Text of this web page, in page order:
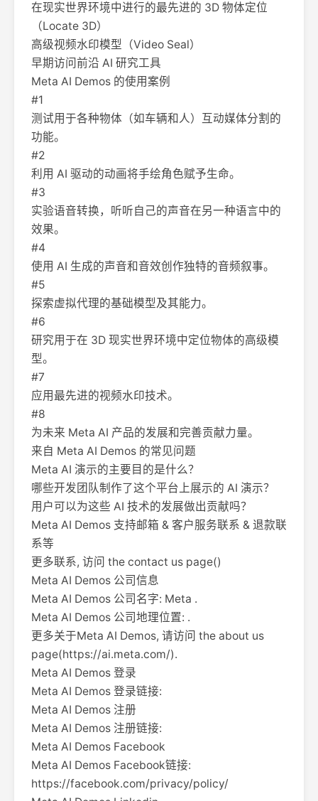
在现实世界环境中进行的最先进的 3D 物体定位
（Locate 3D）
高级视频水印模型（Video Seal）
早期访问前沿 AI 研究工具
Meta AI Demos 的使用案例
#1
测试用于各种物体（如车辆和人）互动媒体分割的
功能。
#2
利用 AI 驱动的动画将手绘角色赋予生命。
#3
实验语音转换，听听自己的声音在另一种语言中的
效果。
#4
使用 AI 生成的声音和音效创作独特的音频叙事。
#5
探索虚拟代理的基础模型及其能力。
#6
研究用于在 3D 现实世界环境中定位物体的高级模
型。
#7
应用最先进的视频水印技术。
#8
为未来 Meta AI 产品的发展和完善贡献力量。
来自 Meta AI Demos 的常见问题
Meta AI 演示的主要目的是什么？
哪些开发团队制作了这个平台上展示的 AI 演示？
用户可以为这些 AI 技术的发展做出贡献吗？
Meta AI Demos 支持邮箱 & 客户服务联系 & 退款联
系等
更多联系, 访问 the contact us page()
Meta AI Demos 公司信息
Meta AI Demos 公司名字: Meta .
Meta AI Demos 公司地理位置: .
更多关于Meta AI Demos, 请访问 the about us
page(https://ai.meta.com/).
Meta AI Demos 登录
Meta AI Demos 登录链接:
Meta AI Demos 注册
Meta AI Demos 注册链接:
Meta AI Demos Facebook
Meta AI Demos Facebook链接:
https://facebook.com/privacy/policy/